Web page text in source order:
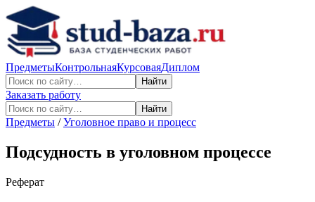
ПредметыКонтрольнаяКурсоваяДиплом
Найти
Заказать работу
Найти
Предметы /Уголовное право и процесс
Подсудность в уголовном процессе
Реферат